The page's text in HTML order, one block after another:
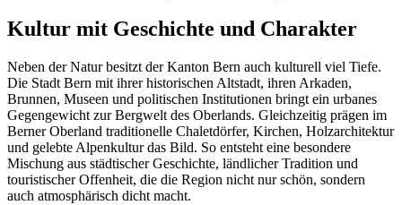
Kultur mit Geschichte und Charakter
Neben der Natur besitzt der Kanton Bern auch kulturell viel Tiefe.
Die Stadt Bern mit ihrer historischen Altstadt, ihren Arkaden,
Brunnen, Museen und politischen Institutionen bringt ein urbanes
Gegengewicht zur Bergwelt des Oberlands. Gleichzeitig prägen im
Berner Oberland traditionelle Chaletdörfer, Kirchen, Holzarchitektur
und gelebte Alpenkultur das Bild. So entsteht eine besondere
Mischung aus städtischer Geschichte, ländlicher Tradition und
touristischer Offenheit, die die Region nicht nur schön, sondern
auch atmosphärisch dicht macht.